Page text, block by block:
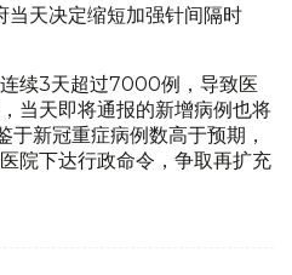
天决定缩短加强针间隔时
续3天超过7000例，导致医
当天即将通报的新增病例也将
新冠重症病例数高于预期，
院下达行政命令，争取再扩充